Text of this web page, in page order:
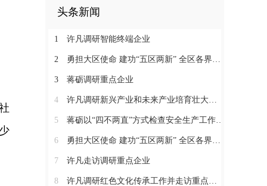
头条新闻
1 许凡调研智能终端企业
2 勇担大区使命 建功“五区两新” 全区各界学习贯彻区党代会精神（四）
3 蒋砺调研重点企业
4 许凡调研新兴产业和未来产业培育壮大工作
5 蒋砺以“四不两直”方式检查安全生产工作并慰问一线劳动者
6 勇担大区使命 建功“五区两新” 全区各界学习贯彻区党代会精神（三）
7 许凡走访调研重点企业
8 许凡调研红色文化传承工作并走访重点企业